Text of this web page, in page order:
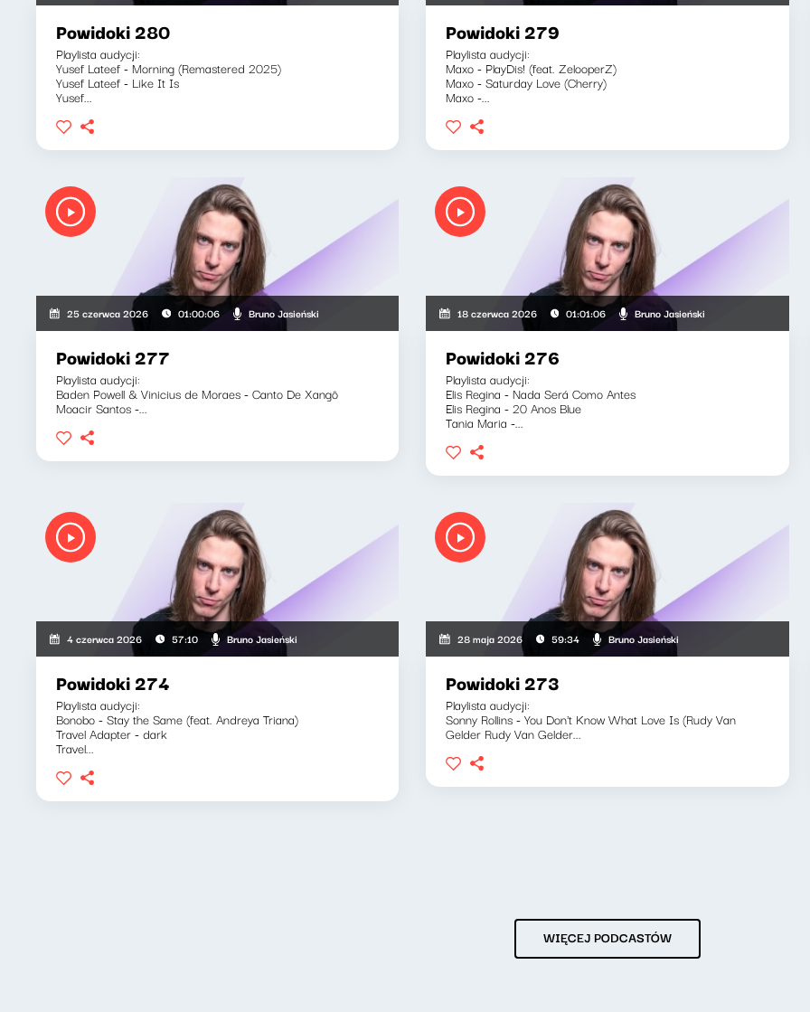
Powidoki 280
Playlista audycji:
Yusef Lateef - Morning (Remastered 2025)
Yusef Lateef - Like It Is
Yusef...
Powidoki 279
Playlista audycji:
Maxo - PlayDis! (feat. ZelooperZ)
Maxo - Saturday Love (Cherry)
Maxo -...
25 czerwca 2026 01:00:06 Bruno Jasieński
Powidoki 277
Playlista audycji:
Baden Powell & Vinicius de Moraes - Canto De Xangô
Moacir Santos -...
18 czerwca 2026 01:01:06 Bruno Jasieński
Powidoki 276
Playlista audycji:
Elis Regina - Nada Será Como Antes
Elis Regina - 20 Anos Blue
Tania Maria -...
4 czerwca 2026 57:10 Bruno Jasieński
Powidoki 274
Playlista audycji:
Bonobo - Stay the Same (feat. Andreya Triana)
Travel Adapter - dark
Travel...
28 maja 2026 59:34 Bruno Jasieński
Powidoki 273
Playlista audycji:
Sonny Rollins - You Don't Know What Love Is (Rudy Van
Gelder Rudy Van Gelder...
WIĘCEJ PODCASTÓW